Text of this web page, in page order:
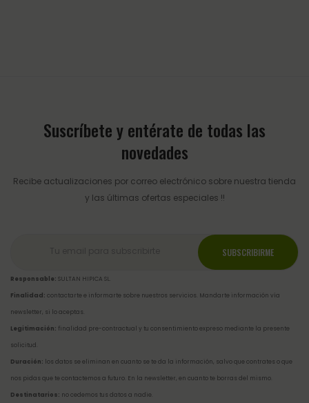
Suscríbete y entérate de todas las
novedades
Recibe actualizaciones por correo electrónico sobre nuestra tienda
y las últimas ofertas especiales !!
Responsable: SULTAN HIPICA SL.
Finalidad: contactarte e informarte sobre nuestros servicios. Mandarte información vía
newsletter, si lo aceptas.
Legitimación: finalidad pre-contractual y tu consentimiento expreso mediante la presente
solicitud.
Duración: los datos se eliminan en cuanto se te da la información, salvo que contrates o que
nos pidas que te contactemos a futuro. En la newsletter, en cuanto te borras del mismo.
Destinatarios: no cedemos tus datos a nadie.